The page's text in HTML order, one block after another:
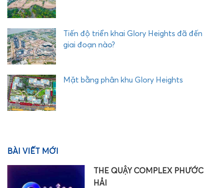
Tiến độ triển khai Glory Heights đã đến
giai đoạn nào?
Mặt bằng phân khu Glory Heights
BÀI VIẾT MỚI
THE QUẬY COMPLEX PHƯỚC
HẢI